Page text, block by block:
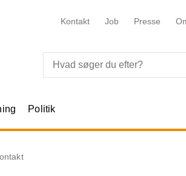
Kontakt Job Presse
Politik